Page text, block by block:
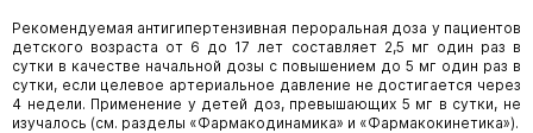
Рекомендуемая антигипертензивная пероральная доза у пациентов
детского возраста от 6 до 17 лет составляет 2,5 мг один раз в
сутки в качестве начальной дозы с повышением до 5 мг один раз в
сутки, если целевое артериальное давление не достигается через
4 недели. Применение у детей доз, превышающих 5 мг в сутки, не
изучалось (см. разделы «Фармакодинамика» и «Фармакокинетика»).